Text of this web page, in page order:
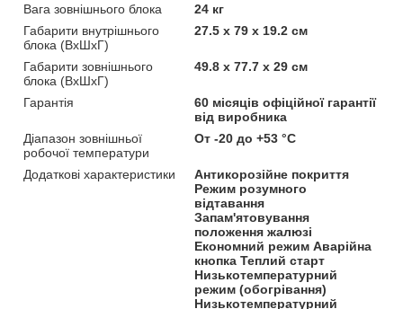
Вага зовнішнього блока
24 кг
Габарити внутрішнього
блока (ВхШхГ)
27.5 х 79 х 19.2 см
Габарити зовнішнього
блока (ВхШхГ)
49.8 х 77.7 х 29 см
Гарантія
60 місяців офіційної гарантії
від виробника
Діапазон зовнішньої
робочої температури
От -20 до +53 °C
Додаткові характеристики
Антикорозійне покриття
Режим розумного
відтавання
Запам'ятовування
положення жалюзі
Економний режим Аварійна
кнопка Теплий старт
Низькотемпературний
режим (обогрівання)
Низькотемпературний